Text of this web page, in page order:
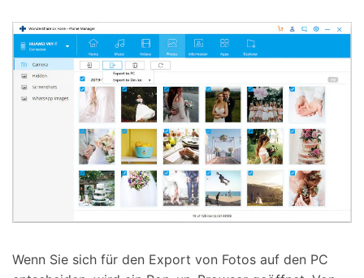
Wenn Sie sich für den Export von Fotos auf den PC